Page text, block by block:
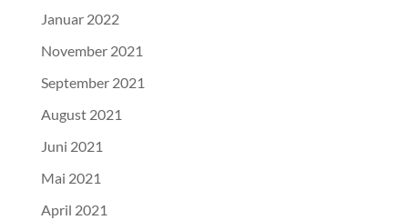
Januar 2022
November 2021
September 2021
August 2021
Juni 2021
Mai 2021
April 2021